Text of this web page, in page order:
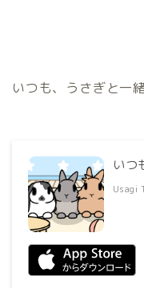
いつも、うさぎと一
いつ
Usagi